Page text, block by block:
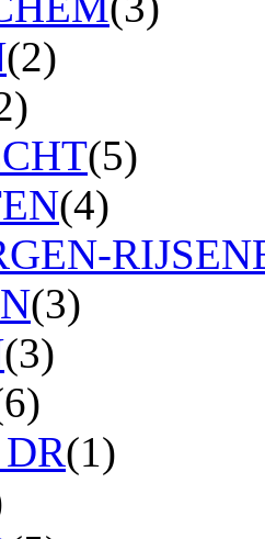
(2)
(5)
(4)
(3)
(3)
(1)